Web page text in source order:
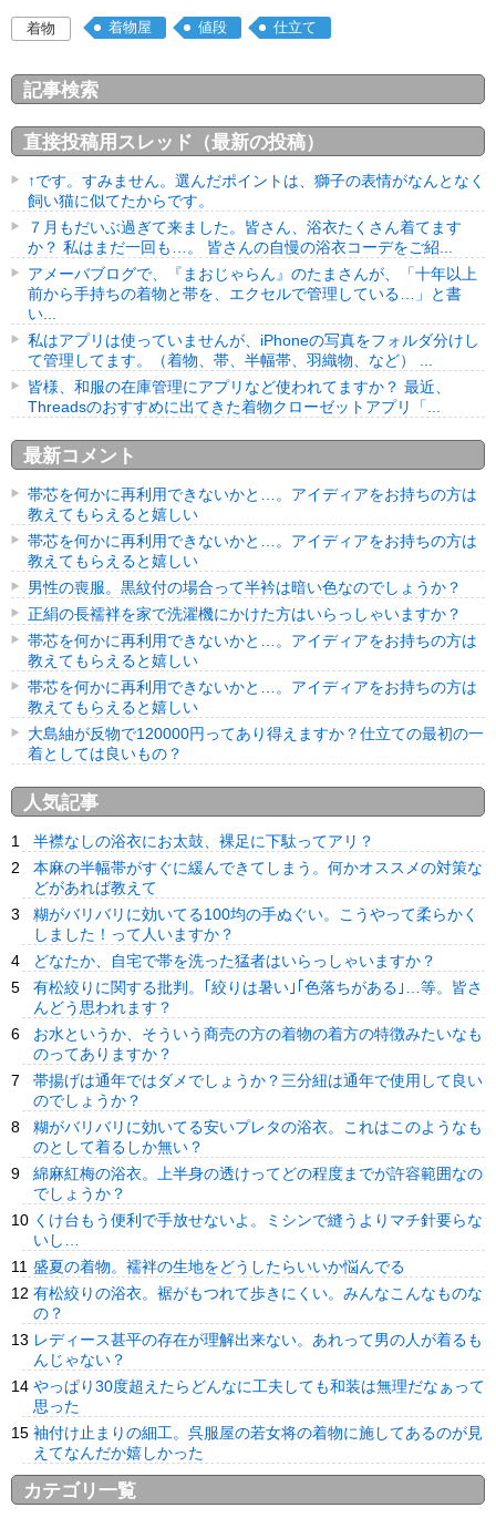
着物 着物屋 値段 仕立て
記事検索
直接投稿用スレッド（最新の投稿）
↑です。すみません。選んだポイントは、獅子の表情がなんとなく
飼い猫に似てたからです。
７月もだいぶ過ぎて来ました。皆さん、浴衣たくさん着てます
か？ 私はまだ一回も…。 皆さんの自慢の浴衣コーデをご紹...
アメーバブログで、『まおじゃらん』のたまさんが、「十年以上
前から手持ちの着物と帯を、エクセルで管理している…」と書
い...
私はアプリは使っていませんが、iPhoneの写真をフォルダ分けし
て管理してます。（着物、帯、半幅帯、羽織物、など） ...
皆様、和服の在庫管理にアプリなど使われてますか？ 最近、
Threadsのおすすめに出てきた着物クローゼットアプリ「...
最新コメント
帯芯を何かに再利用できないかと…。アイディアをお持ちの方は
教えてもらえると嬉しい
帯芯を何かに再利用できないかと…。アイディアをお持ちの方は
教えてもらえると嬉しい
男性の喪服。黒紋付の場合って半衿は暗い色なのでしょうか？
正絹の長襦袢を家で洗濯機にかけた方はいらっしゃいますか？
帯芯を何かに再利用できないかと…。アイディアをお持ちの方は
教えてもらえると嬉しい
帯芯を何かに再利用できないかと…。アイディアをお持ちの方は
教えてもらえると嬉しい
大島紬が反物で120000円ってあり得えますか？仕立ての最初の一
着としては良いもの？
人気記事
半襟なしの浴衣にお太鼓、裸足に下駄ってアリ？
本麻の半幅帯がすぐに緩んできてしまう。何かオススメの対策な
どがあれば教えて
糊がバリバリに効いてる100均の手ぬぐい。こうやって柔らかく
しました！って人いますか？
どなたか、自宅で帯を洗った猛者はいらっしゃいますか？
有松絞りに関する批判。｢絞りは暑い｣｢色落ちがある｣…等。皆さ
んどう思われます？
お水というか、そういう商売の方の着物の着方の特徴みたいなも
のってありますか？
帯揚げは通年ではダメでしょうか？三分紐は通年で使用して良い
のでしょうか？
糊がバリバリに効いてる安いプレタの浴衣。これはこのようなも
のとして着るしか無い？
綿麻紅梅の浴衣。上半身の透けってどの程度までが許容範囲なの
でしょうか？
くけ台もう便利で手放せないよ。ミシンで縫うよりマチ針要らな
いし…
盛夏の着物。襦袢の生地をどうしたらいいか悩んでる
有松絞りの浴衣。裾がもつれて歩きにくい。みんなこんなものな
の？
レディース甚平の存在が理解出来ない。あれって男の人が着るも
んじゃない？
やっぱり30度超えたらどんなに工夫しても和装は無理だなぁって
思った
袖付け止まりの細工。呉服屋の若女将の着物に施してあるのが見
えてなんだか嬉しかった
カテゴリ一覧